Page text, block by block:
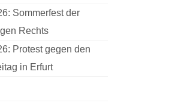
Sommerfest der
Rechts
Protest gegen den
in Erfurt